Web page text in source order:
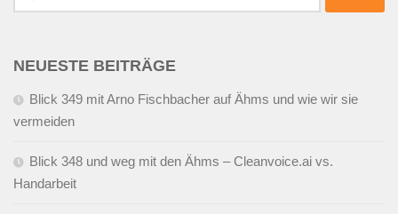
nach:
NEUESTE BEITRÄGE
Blick 349 mit Arno Fischbacher auf Ähms und wie wir sie
vermeiden
Blick 348 und weg mit den Ähms – Cleanvoice.ai vs.
Handarbeit